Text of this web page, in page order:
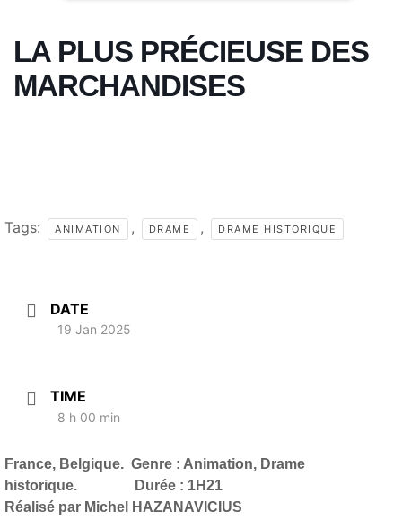
LA PLUS PRÉCIEUSE DES
MARCHANDISES
Tags: ANIMATION , DRAME , DRAME HISTORIQUE
DATE
19 Jan 2025
TIME
8 h 00 min
France, Belgique. Genre : Animation, Drame
historique. Durée : 1H21
Réalisé par Michel HAZANAVICIUS